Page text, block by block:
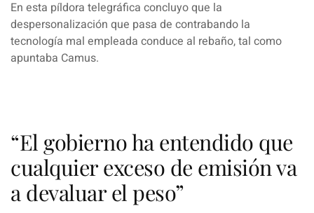
En esta píldora telegráfica concluyo que la
despersonalización que pasa de contrabando la
tecnología mal empleada conduce al rebaño, tal como
apuntaba Camus.
“El gobierno ha entendido que
cualquier exceso de emisión va
a devaluar el peso”